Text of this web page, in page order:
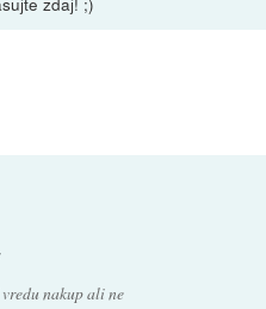
nakup ali ne